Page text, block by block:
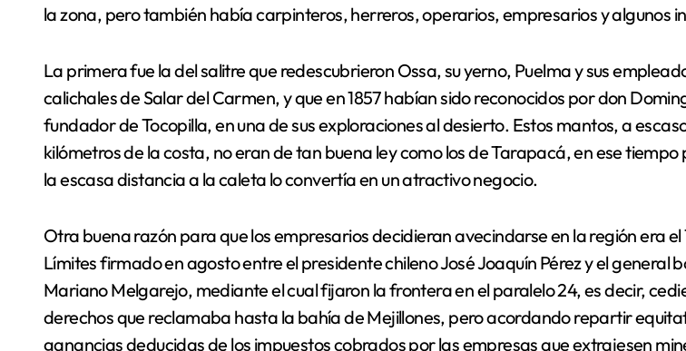
la zona, pero también había carpinteros, herreros, operarios, empresarios y algunos
La primera fue la del salitre que redescubrieron Ossa, su yerno, Puelma y sus
calichales de Salar del Carmen, y que en 1857 habían sido reconocidos por don
fundador de Tocopilla, en una de sus exploraciones al desierto. Estos mantos, a
kilómetros de la costa, no eran de tan buena ley como los de Tarapacá, en ese
la escasa distancia a la caleta lo convertía en un atractivo negocio.
Otra buena razón para que los empresarios decidieran avecindarse en la región era
Límites firmado en agosto entre el presidente chileno José Joaquín Pérez y el general
Mariano Melgarejo, mediante el cual fijaron la frontera en el paralelo 24, es decir,
derechos que reclamaba hasta la bahía de Mejillones, pero acordando repartir
ganancias deducidas de los impuestos cobrados por las empresas que extrajesen